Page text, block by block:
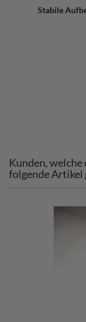
Stabile
Kunden,
folgende Artikel